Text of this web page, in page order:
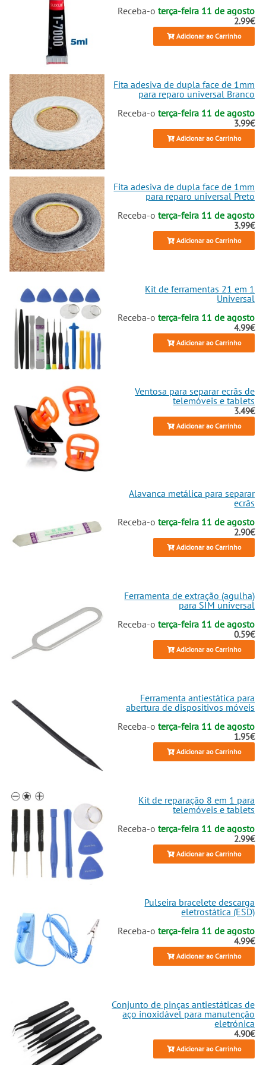
Receba-oterça-feira 11 de agosto
2.99€
Adicionar ao Carrinho
Fita adesiva de dupla face de 1mm
para reparo universal Branco
Receba-oterça-feira 11 de agosto
3.99€
Adicionar ao Carrinho
Fita adesiva de dupla face de 1mm
para reparo universal Preto
Receba-oterça-feira 11 de agosto
3.99€
Adicionar ao Carrinho
Kit de ferramentas 21 em 1
Universal
Receba-oterça-feira 11 de agosto
4.99€
Adicionar ao Carrinho
Ventosa para separar ecrãs de
telemóveis e tablets
3.49€
Adicionar ao Carrinho
Alavanca metálica para separar
ecrãs
Receba-oterça-feira 11 de agosto
2.90€
Adicionar ao Carrinho
Ferramenta de extração (agulha)
para SIM universal
Receba-oterça-feira 11 de agosto
0.59€
Adicionar ao Carrinho
Ferramenta antiestática para
abertura de dispositivos móveis
Receba-oterça-feira 11 de agosto
1.95€
Adicionar ao Carrinho
Kit de reparação 8 em 1 para
telemóveis e tablets
Receba-oterça-feira 11 de agosto
2.99€
Adicionar ao Carrinho
Pulseira bracelete descarga
eletrostática (ESD)
Receba-oterça-feira 11 de agosto
4.99€
Adicionar ao Carrinho
Conjunto de pinças antiestáticas de
aço inoxidável para manutenção
eletrónica
4.90€
Adicionar ao Carrinho